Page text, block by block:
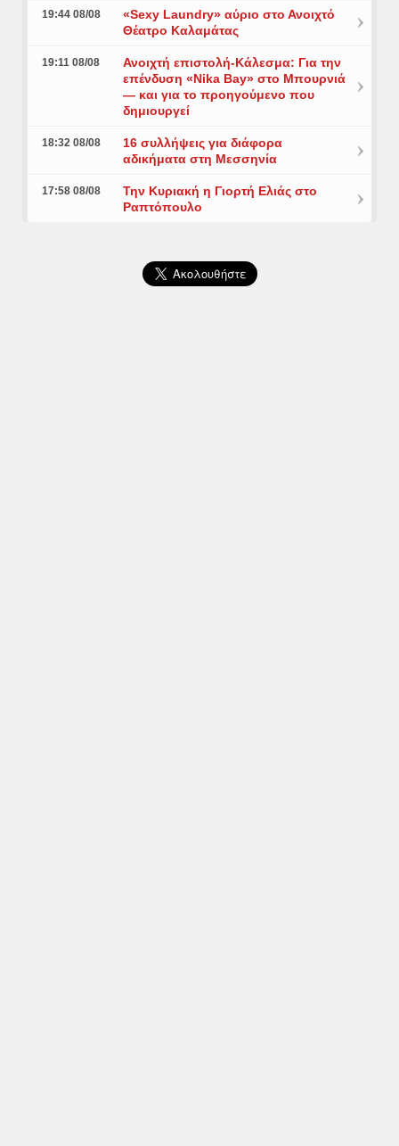
19:44 08/08
«Sexy Laundry» αύριο στο Ανοιχτό
Θέατρο Καλαμάτας
19:11 08/08
Ανοιχτή επιστολή-Κάλεσμα: Για την
επένδυση «Nika Bay» στο Μπουρνιά
— και για το προηγούμενο που
δημιουργεί
18:32 08/08
16 συλλήψεις για διάφορα
αδικήματα στη Μεσσηνία
17:58 08/08
Την Κυριακή η Γιορτή Ελιάς στο
Ραπτόπουλο